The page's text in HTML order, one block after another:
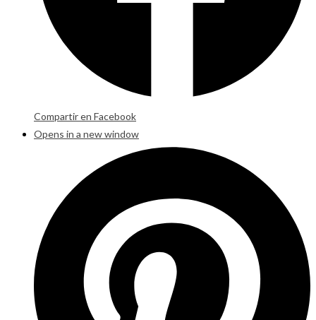
Compartir en Facebook
Opens in a new window